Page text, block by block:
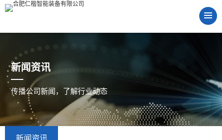
新闻资讯
传播公司新闻，了解行业动态
新闻资讯